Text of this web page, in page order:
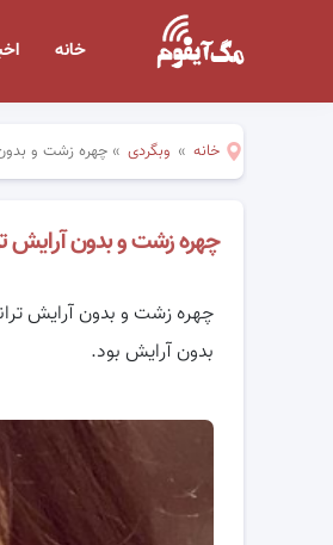
خانه
خانه » وبگردی » چهره زشت و
چهره زشت و بدون آرایش
چهره زشت و بدون آرایش
بدون آرایش بود.